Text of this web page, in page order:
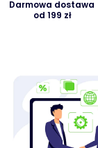
Darmowa dostawa
od 199 zł